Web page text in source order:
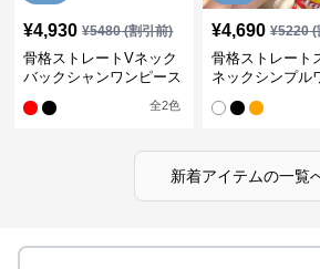
¥4,930 ¥5480(割引前)
骨格ストレートVネック
バックシャンワンピース
全2色
¥4,690 ¥5220(
骨格ストレート
ネックシンプル
新着アイテムの一覧